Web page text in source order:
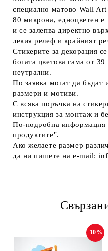
специално матово Wall
80 микрона, едноцветен е
и се залепва директно
лекия релеф и крайният
Стикерите за декорация
богата цветова гама от
неутрални.
По заявка могат да бъдат
размери и мотиви.
С всяка поръчка на
инструкция за монтаж и
По-подробна
продуктите".
Ако желаете размер
да ни пишете на e-mail:
-10%